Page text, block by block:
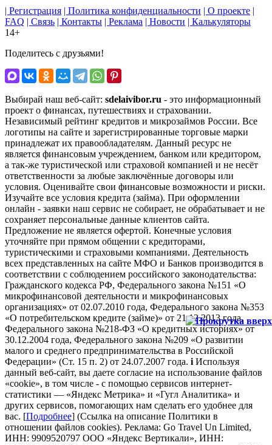
| Регистрация | Политика конфиденциальности | О проекте |
FAQ | Связь | Контакты | Реклама | Новости | Калькуляторы
14+
Поделитесь с друзьями!
Выбирай наш веб-сайт: sdelaivibor.ru - это информационный
проект о финансах, путешествиях и страховании.
Независимый рейтинг кредитов и микрозаймов России. Все
логотипы на сайте и зарегистрированные торговые марки
принадлежат их правообладателям. Данный ресурс не
является финансовым учреждением, банком или кредитором,
а так-же туристической или страховой компанией и не несёт
ответственности за любые заключённые договоры или
условия. Оценивайте свои финансовые возможности и риски.
Изучайте все условия кредита (займа). При оформлении
онлайн - заявки наш сервис не собирает, не обрабатывает и не
сохраняет персональные данные клиентов сайта.
Предложение не является офертой. Конечные условия
уточняйте при прямом общении с кредиторами,
туристическими и страховыми компаниями. Деятельность
всех представленных на сайте МФО и Банков производится в
соответствии с соблюдением российского законодательства:
Гражданского кодекса РФ, Федерального закона №151 «О
микрофинансовой деятельности и микрофинансовых
организациях» от 02.07.2010 года, Федерального закона №353
«О потребительском кредите (займе)» от 21.12.2013 года,
Федерального закона №218-ФЗ «О кредитных историях» от
30.12.2004 года, Федерального закона №209 «О развитии
малого и среднего предпринимательства в Российской
Федерации» (Ст. 15 п. 2) от 24.07.2007 года. i Используя
данный веб-сайт, вы даете согласие на использование файлов
«cookie», в том числе - с помощью сервисов интернет-
статистики — «Яндекс Метрика» и «Гугл Аналитика» и
других сервисов, помогающих нам сделать его удобнее для
вас. [Подробнее] (Ссылка на описание Политики в
отношении файлов cookies). Реклама: Go Travel Un Limited,
ИНН: 9909520797 ООО «Яндекс Вертикали», ИНН: